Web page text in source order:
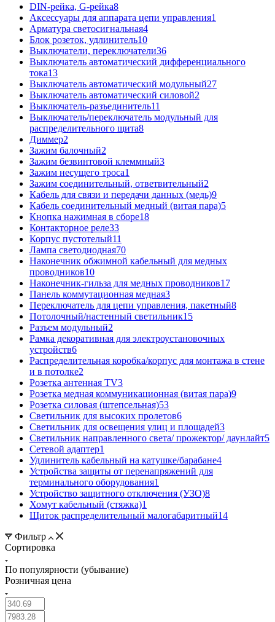
DIN-рейка, G-рейка8
Аксессуары для аппарата цепи управления1
Арматура светосигнальная4
Блок розеток, удлинитель10
Выключатели, переключатели36
Выключатель автоматический дифференциального
тока13
Выключатель автоматический модульный27
Выключатель автоматический силовой2
Выключатель-разъединитель11
Выключатель/переключатель модульный для
распределительного щита8
Диммер2
Зажим балочный2
Зажим безвинтовой клеммный3
Зажим несущего троса1
Зажим соединительный, ответвительный2
Кабель для связи и передачи данных (медь)9
Кабель соединительный медный (витая пара)5
Кнопка нажимная в сборе18
Контакторное реле33
Корпус пустотелый11
Лампа светодиодная70
Наконечник обжимной кабельный для медных
проводников10
Наконечник-гильза для медных проводников17
Панель коммутационная медная3
Переключатель для цепи управления, пакетный8
Потолочный/настенный светильник15
Разъем модульный2
Рамка декоративная для электроустановочных
устройств6
Распределительная коробка/корпус для монтажа в стене
и в потолке2
Розетка антенная TV3
Розетка медная коммуникационная (витая пара)9
Розетка силовая (штепсельная)53
Светильник для высоких пролетов6
Светильник для освещения улиц и площадей3
Светильник направленного света/ прожектор/ даунлайт5
Сетевой адаптер1
Удлинитель кабельный на катушке/барабане4
Устройства защиты от перенапряжений для
терминального оборудования1
Устройство защитного отключения (УЗО)8
Хомут кабельный (стяжка)1
Щиток распределительный малогабаритный14
Фильтр
Сортировка
По популярности (убывание)
Розничная цена